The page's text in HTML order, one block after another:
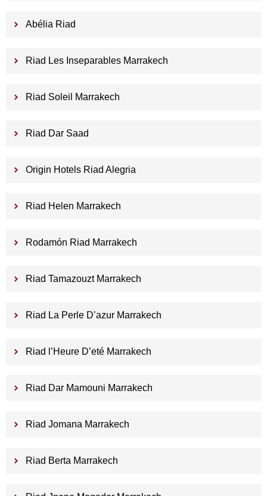
Abélia Riad
Riad Les Inseparables Marrakech
Riad Soleil Marrakech
Riad Dar Saad
Origin Hotels Riad Alegria
Riad Helen Marrakech
Rodamón Riad Marrakech
Riad Tamazouzt Marrakech
Riad La Perle D’azur Marrakech
Riad l’Heure D’eté Marrakech
Riad Dar Mamouni Marrakech
Riad Jomana Marrakech
Riad Berta Marrakech